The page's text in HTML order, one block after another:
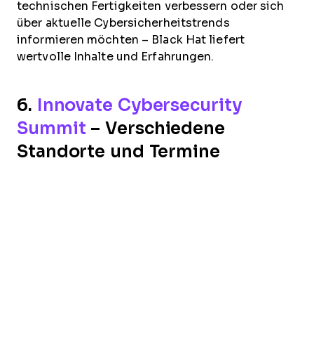
technischen Fertigkeiten verbessern oder sich
über aktuelle Cybersicherheitstrends
informieren möchten – Black Hat liefert
wertvolle Inhalte und Erfahrungen.
6. Innovate Cybersecurity
Summit – Verschiedene
Standorte und Termine